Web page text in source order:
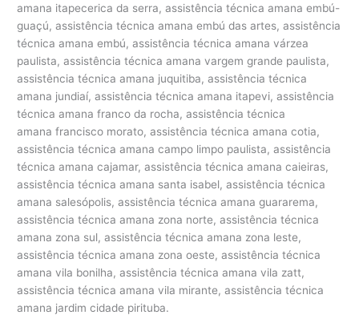
amana itapecerica da serra, assistência técnica amana embú-
guaçú, assistência técnica amana embú das artes, assistência
técnica amana embú, assistência técnica amana várzea
paulista, assistência técnica amana vargem grande paulista,
assistência técnica amana juquitiba, assistência técnica
amana jundiaí, assistência técnica amana itapevi, assistência
técnica amana franco da rocha, assistência técnica
amana francisco morato, assistência técnica amana cotia,
assistência técnica amana campo limpo paulista, assistência
técnica amana cajamar, assistência técnica amana caieiras,
assistência técnica amana santa isabel, assistência técnica
amana salesópolis, assistência técnica amana guararema,
assistência técnica amana zona norte, assistência técnica
amana zona sul, assistência técnica amana zona leste,
assistência técnica amana zona oeste, assistência técnica
amana vila bonilha, assistência técnica amana vila zatt,
assistência técnica amana vila mirante, assistência técnica
amana jardim cidade pirituba.